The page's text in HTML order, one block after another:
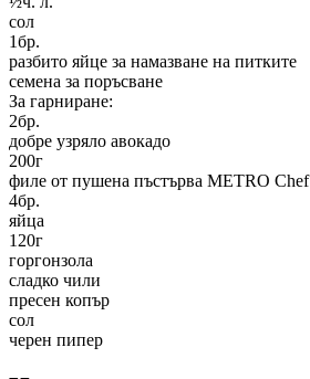
сол
1бр.
разбито яйце за намазване на питките
семена за поръсване
За гарниране:
2бр.
добре узряло авокадо
200г
филе от пушена пъстърва METRO Chef
4бр.
яйца
120г
горгонзола
сладко чили
пресен копър
сол
черен пипер